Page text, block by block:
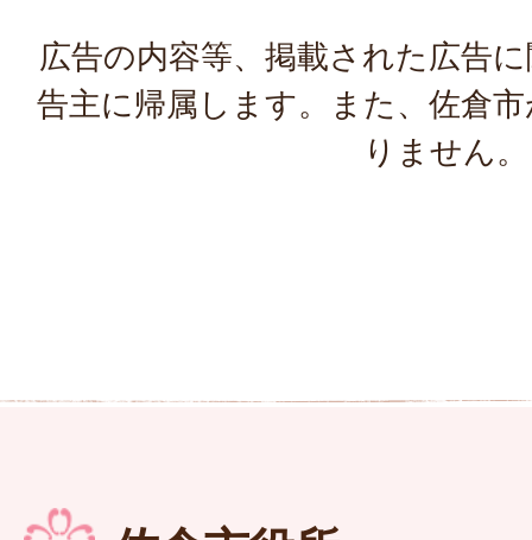
広告の内容等、掲載された広告
告主に帰属します。また、佐倉
りません。